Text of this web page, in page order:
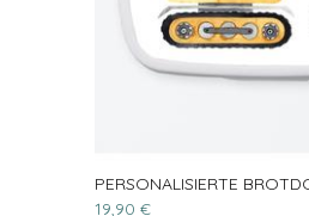
PERSONALISIERTE
19,90 €